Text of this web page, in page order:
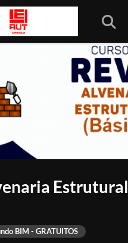
Estrutural
BIM - GRATUITOS